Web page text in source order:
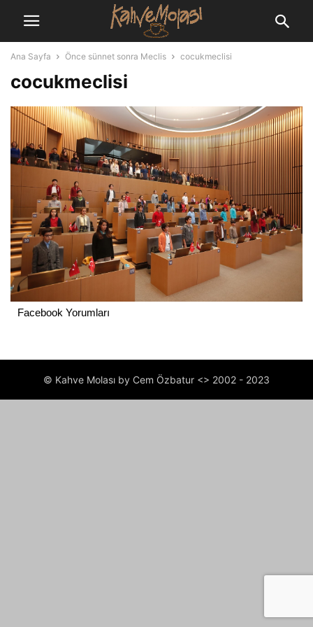
Ana Sayfa Önce sünnet sonra Meclis cocukmeclisi
cocukmeclisi
Facebook Yorumları
© Kahve Molası by Cem Özbatur <> 2002 - 2023